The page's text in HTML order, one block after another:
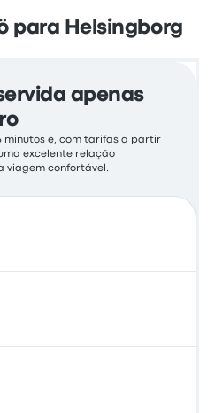
para Helsingborg
apenas
minutos e, com tarifas a partir
excelente relação
viagem confortável.